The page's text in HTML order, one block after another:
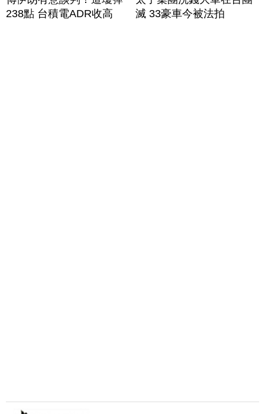
238點 台積電ADR收高
滅 33豪車今被法拍